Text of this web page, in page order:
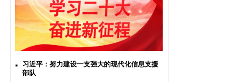
习近平：努力建设一支强大的现代化信息支援
部队